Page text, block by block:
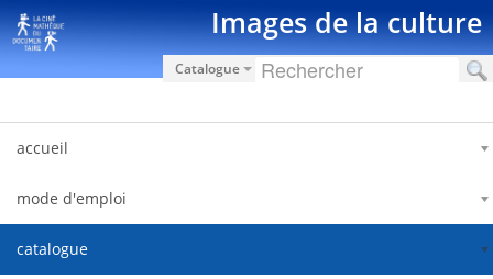
Salta al contigut Images de la culture
Catalogue
accueil
mode d'emploi
catalogue